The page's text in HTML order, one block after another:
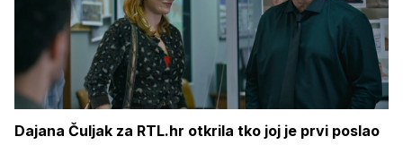
Dajana Čuljak za RTL.hr otkrila tko joj je prvi poslao